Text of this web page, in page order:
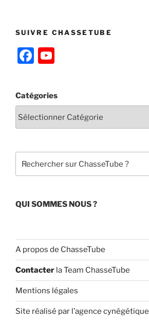
SUIVRE CHASSETUBE
F
c
e
b
o
k
T
u
e
C
a
n
el
Catégories
QUI SOMMES NOUS ?
A propos de ChasseTube
Contacter la Team ChasseTube
Mentions légales
Site réalisé par l’agence cynégétique